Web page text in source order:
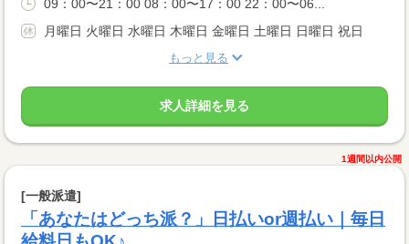
09：00〜21：00 08：00〜17：00 22：00〜06...
月曜日 火曜日 水曜日 木曜日 金曜日 土曜日 日曜日 祝日
もっと見る
求人詳細を見る
1週間以内公開
[一般派遣]
「あなたはどっち派？」日払いor週払い｜毎日